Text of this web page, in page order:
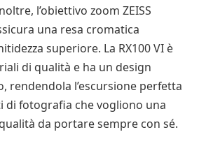
l’obiettivo zoom ZEISS
una resa cromatica
superiore. La RX100 VI è
di qualità e ha un design
rendendola l’escursione perfetta
di fotografia che vogliono una
da portare sempre con sé.